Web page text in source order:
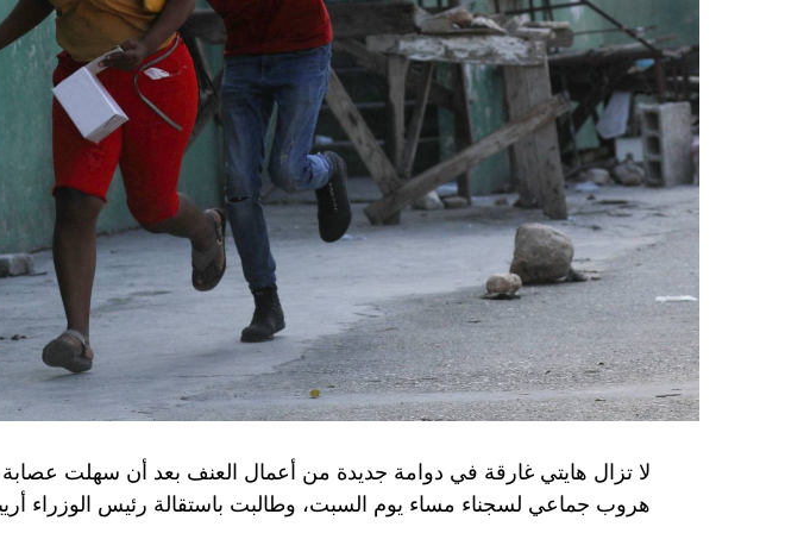
يعدّون لاغتيال الرئيس الأوكراني» فولوديمير زيلينسكي ومسؤولين كبار
الاستخبارات العسكرية كيريلو بودانوف، بناءً على أوامر من موسكو. وأوقفت
ضابطَي أمن، مشيرةً إلى أن المشتبه فيهما اللذَين أوقفا «شخصان برتبة
الأوكراني الذي يتولّى أمن المسؤولين الحكوميين.
وذكرت الأجهزة أن هذه الشبكة كانت «تحت إشراف» جهاز الأمن الفدرالي
المسؤولَين «نقلا معلومات سرّية» إلى روسيا، مؤكدةً أنهما كانا يُريدان
جهاز أمن» زيلينسكي بهدف «احتجازه كرهينة وقتله». وكشفت أجهزة الأمن
هذه الشبكة حصل على مسيّرات ومتفجّرات.
من جهة أخرى، انتقد الرئيس الصيني شي جينبينغ في تصريحات لصحيفة
إلى العاصمة بلغراد، حلف «الناتو»، على خلفية قصفه «الفاضح» للسفارة
1999، محذّراً من أن بكين «لن تسمح قط بتكرار حدث تاريخي مأسوي كهذا».
واصطحب الرئيس الفرنسي إيمانويل ماكرون شي إلى منطقة البيرينيه
من زيارة دولة من شأنها أن تسمح بحوار مباشر عن الحرب في أوكرانيا
لا تزال هايتي غارقة في دوامة جديدة من أعمال العنف بعد أن سهلت
هروب جماعي لسجناء مساء يوم السبت، وطالبت باستقالة رئيس الوزراء